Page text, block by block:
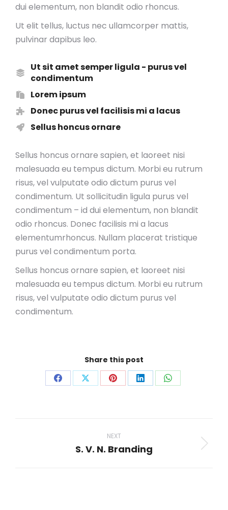
dui elementum, non blandit odio rhoncus.
Ut elit tellus, luctus nec ullamcorper mattis,
pulvinar dapibus leo.
Ut sit amet semper ligula - purus vel
condimentum
Lorem ipsum
Donec purus vel facilisis mi a lacus
Sellus honcus ornare
Sellus honcus ornare sapien, et laoreet nisi
malesuada eu tempus dictum. Morbi eu rutrum
risus, vel vulputate odio dictum purus vel
condimentum. Ut sollicitudin ligula purus vel
condimentum – id dui elementum, non blandit
odio rhoncus. Donec facilisis mi a lacus
elementumrhoncus. Nullam placerat tristique
purus vel condimentum porta.
Sellus honcus ornare sapien, et laoreet nisi
malesuada eu tempus dictum. Morbi eu rutrum
risus, vel vulputate odio dictum purus vel
condimentum.
Share this post
Share Share Share Share Share
NEXT
Next
S. V. N. Branding